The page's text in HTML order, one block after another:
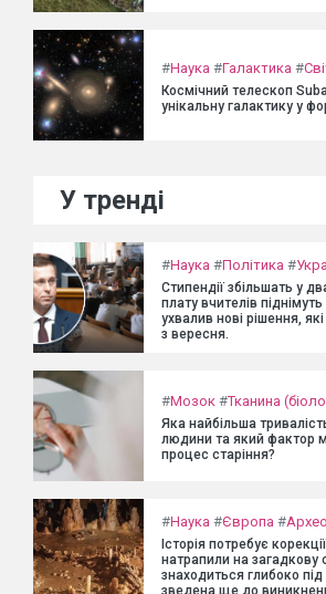
#Наука #Галактика #
Космічний телескоп
унікальну галактику у
У тренді
#Наука #Політика #
Стипендії збільшать у
плату вчителів
ухвалив нові рішення,
з вересня.
#Мозок #Тканина
Яка найбільша
людини та який фактор
процес старіння?
#Наука #Європа #
Історія потребує
натрапили на загадкову
знаходиться глибоко
зведена ще до